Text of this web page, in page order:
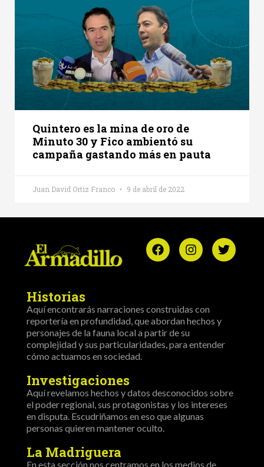
Quintero es la mina de oro de
Minuto 30 y Fico ambientó su
campaña gastando más en pauta
Juan David Ortiz Franco 9 de abril de 2022
Historias
Aquí encontrarás narraciones construidas con
reportería en profundidad, que abordan hechos y
personajes de la fauna local a partir de su
complejidad y sus particularidades, para entender
cómo actuamos en sociedad.
Investigaciones
Aquí revelamos hechos y datos desconocidos sobre
el poder regional, sus protagonistas y los intereses
en disputa. Escudriñamos en eso que algunas
personas quieren mantener oculto.
La Madriguera
En esta sección nos centramos en los medios de